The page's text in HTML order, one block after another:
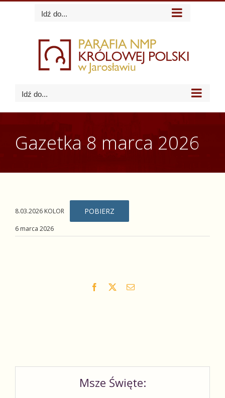
Idź do...
Idź do...
Gazetka 8 marca 2026
8.03.2026 KOLOR POBIERZ
6 marca 2026
Facebook Email
Msze Święte: